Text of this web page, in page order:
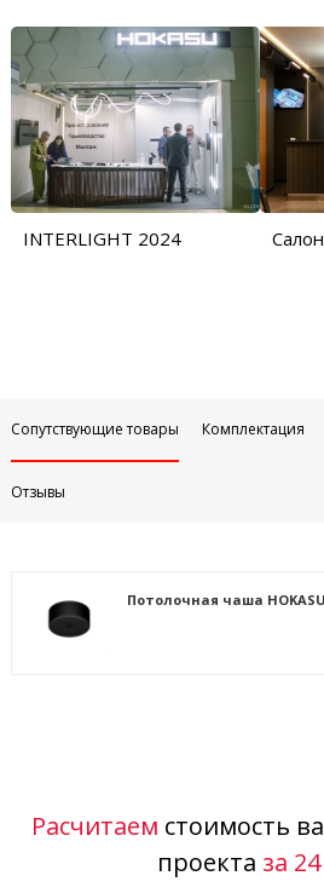
INTERLIGHT 2024
Сопутствующие товары Комплектация
Отзывы
Потолочная чаша HOKASU
Расчитаем стоимость
проекта за